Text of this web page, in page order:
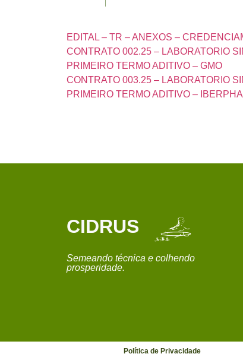
EDITAL – TR – ANEXOS –
CONTRATO 002.25 – LABORATORIO
PRIMEIRO TERMO ADITIVO – GMO
CONTRATO 003.25 – LABORATORIO
PRIMEIRO TERMO ADITIVO –
CIDRUS
Semeando técnica e colhendo
prosperidade.
Política de Privacidade